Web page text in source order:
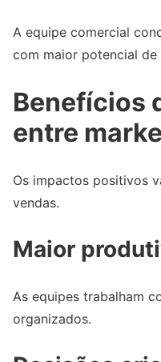
A equipe comercial
com maior potencial de
Benefícios
entre
Os impactos positivos
vendas.
Maior
As equipes trabalham
organizados.